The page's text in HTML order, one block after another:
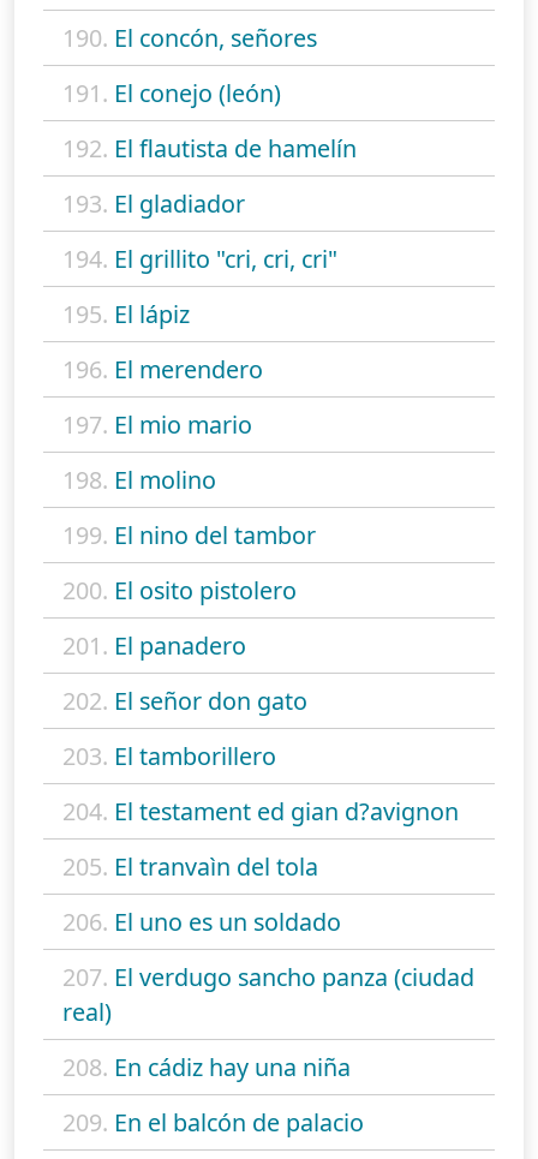
190. El concón, señores
191. El conejo (león)
192. El flautista de hamelín
193. El gladiador
194. El grillito "cri, cri, cri"
195. El lápiz
196. El merendero
197. El mio mario
198. El molino
199. El nino del tambor
200. El osito pistolero
201. El panadero
202. El señor don gato
203. El tamborillero
204. El testament ed gian d?avignon
205. El tranvaìn del tola
206. El uno es un soldado
207. El verdugo sancho panza (ciudad
real)
208. En cádiz hay una niña
209. En el balcón de palacio